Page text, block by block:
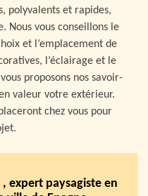
polyvalents et rapides,
Nous vous conseillons le
et l’emplacement de
l’éclairage et le
proposons nos savoir-
valeur votre extérieur.
chez vous pour
expert paysagiste en